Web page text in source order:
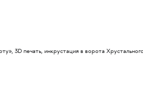
3D печать, инкрустация в ворота